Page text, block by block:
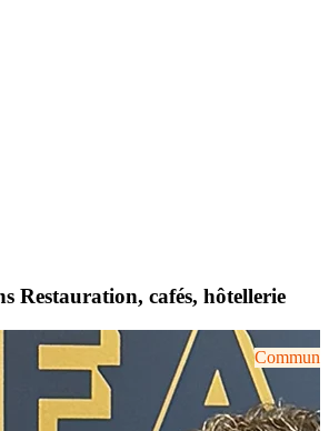
Restauration, cafés, hôtellerie